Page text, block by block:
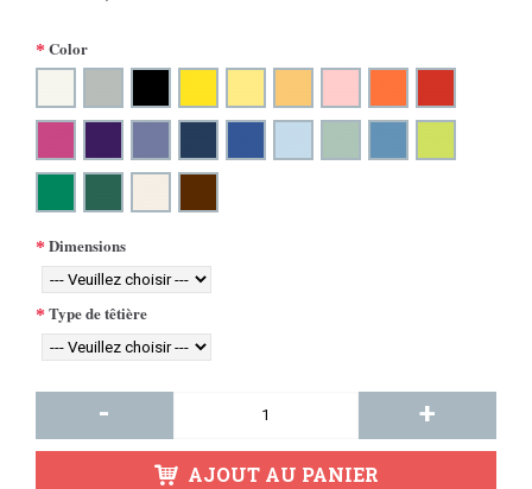
Color
Dimensions
Type de têtière
- +
AJOUT AU PANIER